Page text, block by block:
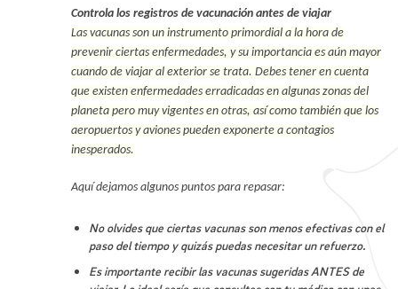
Controla los registros de vacunación antes de viajar
Las vacunas son un instrumento primordial a la hora de
prevenir ciertas enfermedades, y su importancia es aún mayor
cuando de viajar al exterior se trata. Debes tener en cuenta
que existen enfermedades erradicadas en algunas zonas del
planeta pero muy vigentes en otras, así como también que los
aeropuertos y aviones pueden exponerte a contagios
inesperados.
Aquí dejamos algunos puntos para repasar:
No olvides que ciertas vacunas son menos efectivas con el
paso del tiempo y quizás puedas necesitar un refuerzo.
Es importante recibir las vacunas sugeridas ANTES de